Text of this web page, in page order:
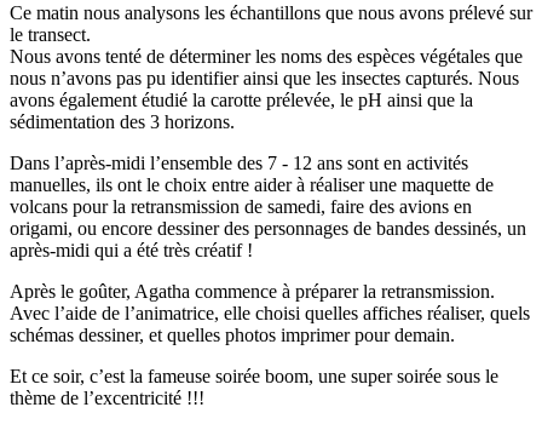
Ce matin nous analysons les échantillons que nous avons prélevé sur
le transect.
Nous avons tenté de déterminer les noms des espèces végétales que
nous n’avons pas pu identifier ainsi que les insectes capturés. Nous
avons également étudié la carotte prélevée, le pH ainsi que la
sédimentation des 3 horizons.
Dans l’après-midi l’ensemble des 7 - 12 ans sont en activités
manuelles, ils ont le choix entre aider à réaliser une maquette de
volcans pour la retransmission de samedi, faire des avions en
origami, ou encore dessiner des personnages de bandes dessinés, un
après-midi qui a été très créatif !
Après le goûter, Agatha commence à préparer la retransmission.
Avec l’aide de l’animatrice, elle choisi quelles affiches réaliser, quels
schémas dessiner, et quelles photos imprimer pour demain.
Et ce soir, c’est la fameuse soirée boom, une super soirée sous le
thème de l’excentricité !!!